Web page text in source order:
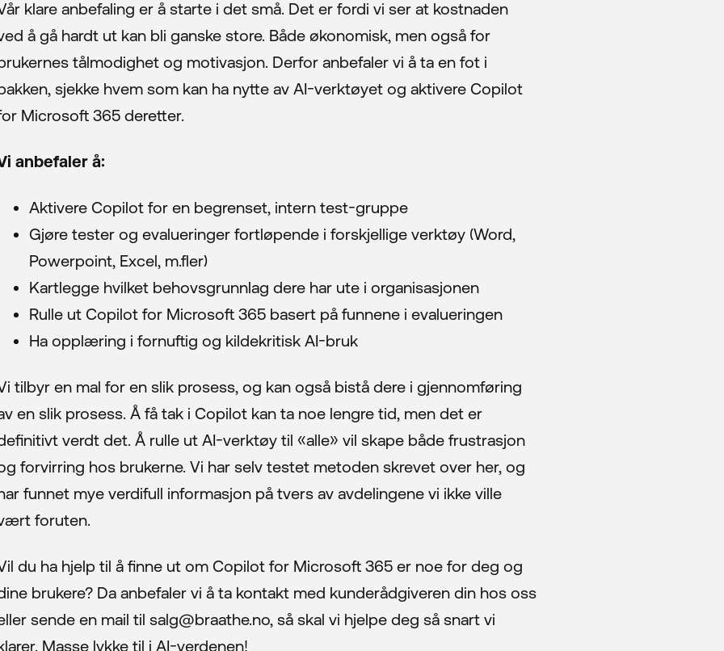
klare anbefaling er å starte i det små. Det er fordi vi ser at kostnaden
å gå hardt ut kan bli ganske store. Både økonomisk, men også for
tålmodighet og motivasjon. Derfor anbefaler vi å ta en fot i
sjekke hvem som kan ha nytte av AI-verktøyet og aktivere Copilot
Microsoft 365 deretter.
anbefaler å:
Aktivere Copilot for en begrenset, intern test-gruppe
Gjøre tester og evalueringer fortløpende i forskjellige verktøy (Word,
Powerpoint, Excel, m.fler)
Kartlegge hvilket behovsgrunnlag dere har ute i organisasjonen
Rulle ut Copilot for Microsoft 365 basert på funnene i evalueringen
Ha opplæring i fornuftig og kildekritisk AI-bruk
tilbyr en mal for en slik prosess, og kan også bistå dere i gjennomføring
en slik prosess. Å få tak i Copilot kan ta noe lengre tid, men det er
verdt det. Å rulle ut AI-verktøy til «alle» vil skape både frustrasjon
forvirring hos brukerne. Vi har selv testet metoden skrevet over her, og
funnet mye verdifull informasjon på tvers av avdelingene vi ikke ville
foruten.
du ha hjelp til å finne ut om Copilot for Microsoft 365 er noe for deg og
brukere? Da anbefaler vi å ta kontakt med kunderådgiveren din hos oss
sende en mail til salg@braathe.no, så skal vi hjelpe deg så snart vi
Masse lykke til i AI-verdenen!